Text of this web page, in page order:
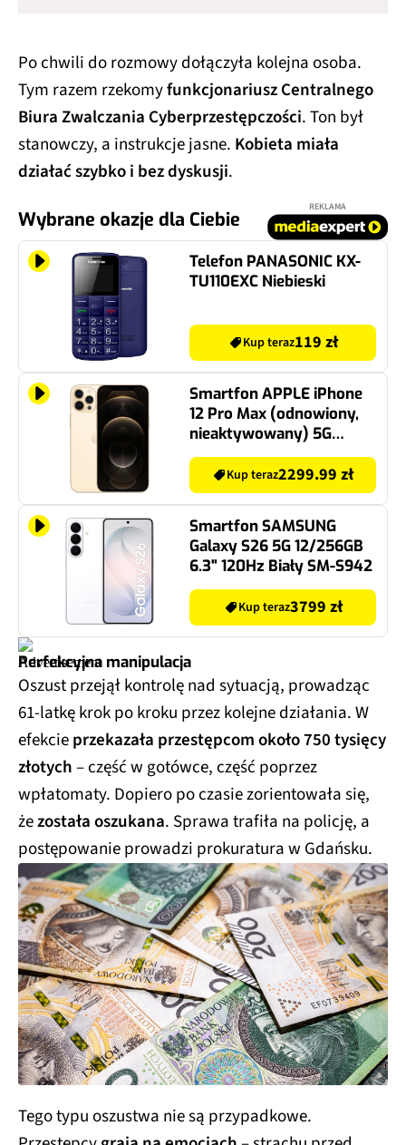
Po chwili do rozmowy dołączyła kolejna osoba.
Tym razem rzekomyfunkcjonariusz Centralnego
Biura Zwalczania Cyberprzestępczości. Ton był
stanowczy, a instrukcje jasne. Kobieta miała
działać szybko i bez dyskusji.
Wybrane okazje dla Ciebie
REKLAMA
Telefon PANASONIC KX-
TU110EXC Niebieski
Kup teraz119 zł
Smartfon APPLE iPhone
12 Pro Max (odnowiony,
nieaktywowany) 5G
128GB 6.7" Złoty (CPO)
Kup teraz2299.99 zł
Smartfon SAMSUNG
Galaxy S26 5G 12/256GB
6.3" 120Hz Biały SM-S942
Kup teraz3799 zł
Perfekcyjna manipulacja
Oszust przejął kontrolę nad sytuacją, prowadząc
61-latkę krok po kroku przez kolejne działania. W
efekcieprzekazała przestępcom około 750 tysięcy
złotych– część w gotówce, część poprzez
wpłatomaty. Dopiero po czasie zorientowała się,
żezostała oszukana. Sprawa trafiła na policję, a
postępowanie prowadzi prokuratura w Gdańsku.
Tego typu oszustwa nie są przypadkowe.